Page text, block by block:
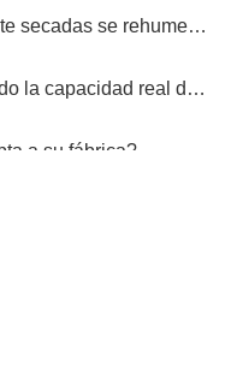
¿Por qué sus chapas perfectamente secadas se rehumedecen?
¿Está el desperdicio oculto matando la capacidad real de su secador de chapas?
a su fábrica?